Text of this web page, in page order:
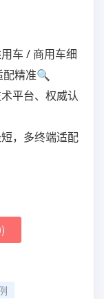
车 / 商用车细
配精准🔍
平台、权威认
，多终端适配
)